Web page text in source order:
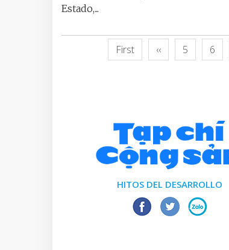
Estado,...
First ‹‹ 5 6
HITOS DEL DESARROLLO